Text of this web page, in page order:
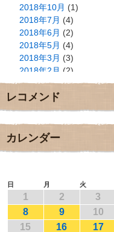
2018年10月 (1)
2018年7月 (4)
2018年6月 (2)
2018年5月 (4)
2018年3月 (3)
2018年2月 (2)
2018年1月(2)
2017年12月
2017年11月(3)
2017年9月
2017年8月
2017年5月
2017年4月(2)
2017年3月(1)
2017年2月(1)
レコメンド
カレンダー
日 月 火
1 2 3
8
9 10
15
16 17